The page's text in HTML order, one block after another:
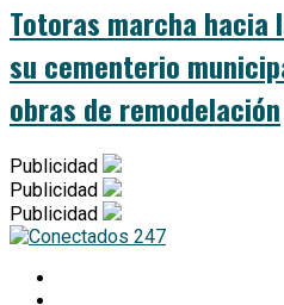
Totoras marcha hacia
su cementerio
obras de remodelación
Publicidad
Publicidad
Publicidad